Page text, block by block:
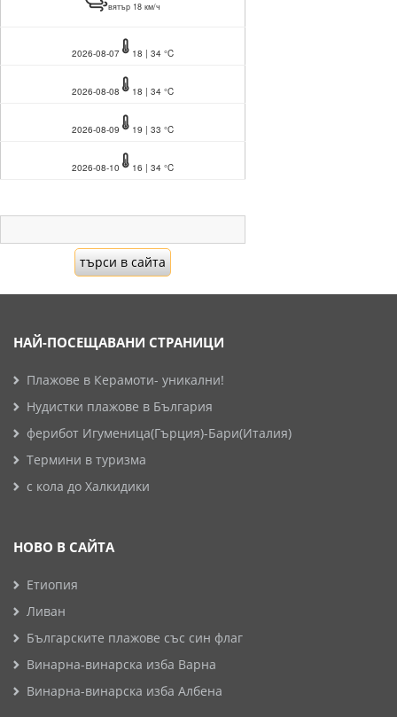
вятър 18 км/ч
2026-08-07 18 | 34 °C
2026-08-08 18 | 34 °C
2026-08-09 19 | 33 °C
2026-08-10 16 | 34 °C
НАЙ-ПОСЕЩАВАНИ СТРАНИЦИ
Плажове в Керамоти- уникални!
Нудистки плажове в България
ферибот Игуменица(Гърция)-Бари(Италия)
Термини в туризма
с кола до Халкидики
НОВО В САЙТА
Етиопия
Ливан
Българските плажове със син флаг
Винарна-винарска изба Варна
Винарна-винарска изба Албена